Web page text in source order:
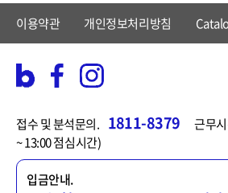
이용약관 개인정보처리방침
접수 및 분석문의. 1811-8379
근무
~ 13:00 점심시간)
입금안내.